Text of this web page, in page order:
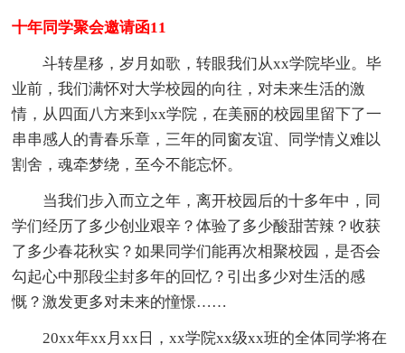
十年同学聚会邀请函11
斗转星移，岁月如歌，转眼我们从xx学院毕业。毕
业前，我们满怀对大学校园的向往，对未来生活的激
情，从四面八方来到xx学院，在美丽的校园里留下了一
串串感人的青春乐章，三年的同窗友谊、同学情义难以
割舍，魂牵梦绕，至今不能忘怀。
当我们步入而立之年，离开校园后的十多年中，同
学们经历了多少创业艰辛？体验了多少酸甜苦辣？收获
了多少春花秋实？如果同学们能再次相聚校园，是否会
勾起心中那段尘封多年的回忆？引出多少对生活的感
慨？激发更多对未来的憧憬……
20xx年xx月xx日，xx学院xx级xx班的全体同学将在